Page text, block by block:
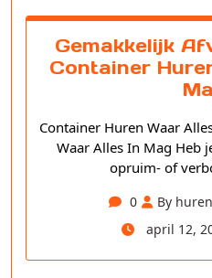
Gemakkelijk
Container
Container Huren Waar
Waar Alles In Mag Heb
opruim- of
0
By
april 12,